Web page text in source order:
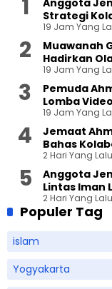
Anggota
Strategi
19 Jam Yang
Muawanah
Hadirkan
Sampah
19 Jam Yang
Pemuda
Lomba
19 Jam Yang
Jemaat
Bahas
2 Hari Yang Lalu
Anggota
Lintas Iman
Festival di
2 Hari Yang Lalu
Populer Tag
islam
Yogyakarta